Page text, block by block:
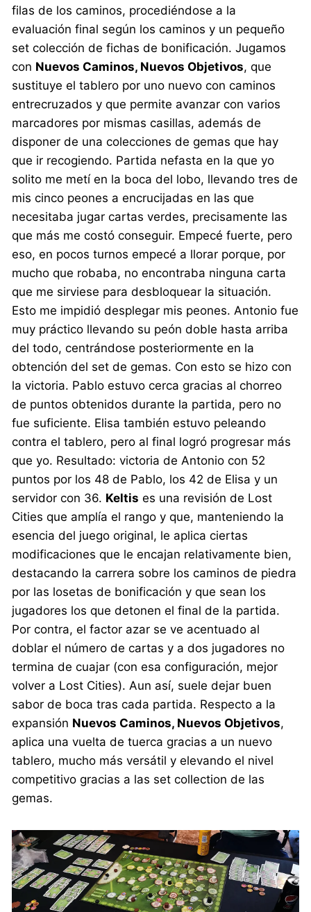
filas de los caminos, procediéndose a la
evaluación final según los caminos y un pequeño
set colección de fichas de bonificación. Jugamos
con Nuevos Caminos, Nuevos Objetivos, que
sustituye el tablero por uno nuevo con caminos
entrecruzados y que permite avanzar con varios
marcadores por mismas casillas, además de
disponer de una colecciones de gemas que hay
que ir recogiendo. Partida nefasta en la que yo
solito me metí en la boca del lobo, llevando tres de
mis cinco peones a encrucijadas en las que
necesitaba jugar cartas verdes, precisamente las
que más me costó conseguir. Empecé fuerte, pero
eso, en pocos turnos empecé a llorar porque, por
mucho que robaba, no encontraba ninguna carta
que me sirviese para desbloquear la situación.
Esto me impidió desplegar mis peones. Antonio fue
muy práctico llevando su peón doble hasta arriba
del todo, centrándose posteriormente en la
obtención del set de gemas. Con esto se hizo con
la victoria. Pablo estuvo cerca gracias al chorreo
de puntos obtenidos durante la partida, pero no
fue suficiente. Elisa también estuvo peleando
contra el tablero, pero al final logró progresar más
que yo. Resultado: victoria de Antonio con 52
puntos por los 48 de Pablo, los 42 de Elisa y un
servidor con 36. Keltis es una revisión de Lost
Cities que amplía el rango y que, manteniendo la
esencia del juego original, le aplica ciertas
modificaciones que le encajan relativamente bien,
destacando la carrera sobre los caminos de piedra
por las losetas de bonificación y que sean los
jugadores los que detonen el final de la partida.
Por contra, el factor azar se ve acentuado al
doblar el número de cartas y a dos jugadores no
termina de cuajar (con esa configuración, mejor
volver a Lost Cities). Aun así, suele dejar buen
sabor de boca tras cada partida. Respecto a la
expansión Nuevos Caminos, Nuevos Objetivos,
aplica una vuelta de tuerca gracias a un nuevo
tablero, mucho más versátil y elevando el nivel
competitivo gracias a las set collection de las
gemas.